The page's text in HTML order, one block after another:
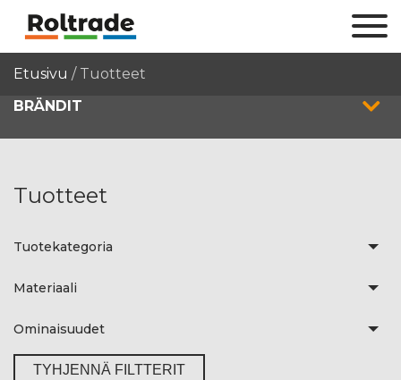
Etusivu / Tuotteet
BRÄNDIT
Tuotteet
Tuotekategoria
Materiaali
Ominaisuudet
TYHJENNÄ FILTTERIT